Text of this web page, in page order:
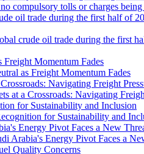
compulsory tolls or charges
crude oil trade during the first
as Freight Momentum Fades
at a Crossroads: Navigating
for Sustainability and
Arabia's Energy Pivot Faces a